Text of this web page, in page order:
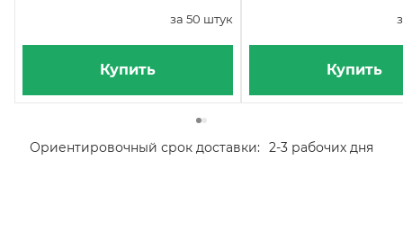
за 50 штук
Купить Купить
Ориентировочный срок доставки: 2-3 рабочих дня